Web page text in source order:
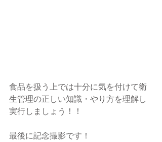
食品を扱う上では十分に気を付けて衛
生管理の正しい知識・やり方を理解し
実行しましょう！！
最後に記念撮影です！